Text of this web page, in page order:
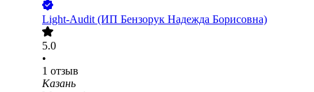
Light-Audit (ИП Бензорук Надежда Борисовна)
5.0
•
1 отзыв
Казань